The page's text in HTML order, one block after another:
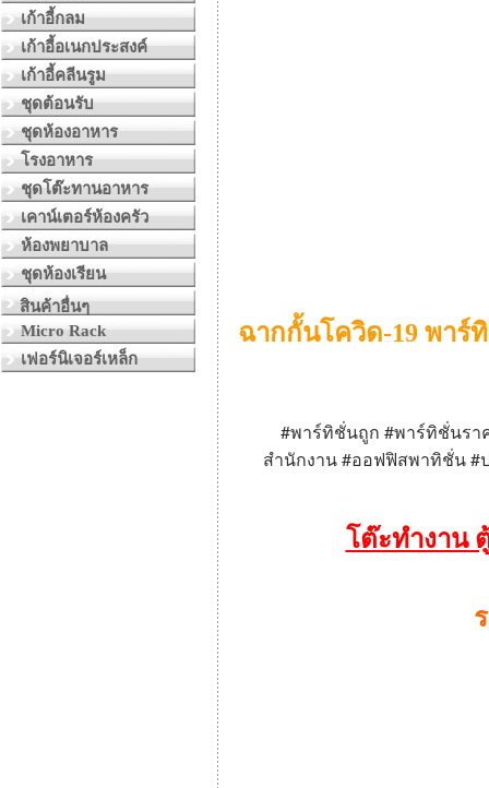
เก้าอี้กลม
เก้าอี้อเนกประสงค์
เก้าอี้คลีนรูม
ชุดต้อนรับ
ชุดห้องอาหาร
โรงอาหาร
ชุดโต๊ะทานอาหาร
เคาน์เตอร์ห้องครัว
ห้องพยาบาล
ชุดห้องเรียน
สินค้าอื่นๆ
Micro Rack
เฟอร์นิเจอร์เหล็ก
ฉากกั้นโควิด-19 พาร์
#พาร์ทิชั่นถูก #พาร์ทิชั่นรา
สำนักงาน#ออฟฟิสพาทิชั่น#
โต๊ะทำงาน
ร